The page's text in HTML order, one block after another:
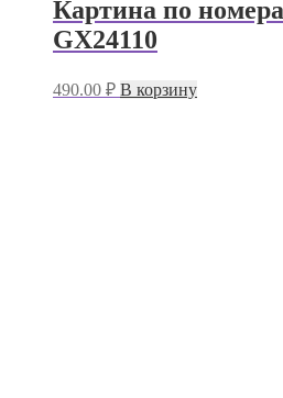
Картина по
GX24110
490.00 ₽ В корзину